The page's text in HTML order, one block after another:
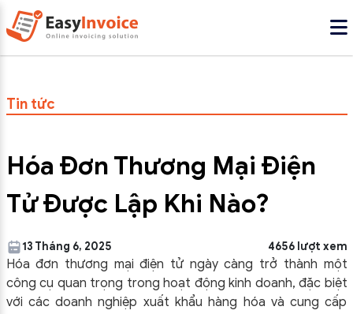
Tin tức
Hóa Đơn Thương Mại Điện
Tử Được Lập Khi Nào?
13 Tháng 6, 2025 4656 lượt xem
Hóa đơn thương mại điện tử ngày càng trở thành một
công cụ quan trọng trong hoạt động kinh doanh, đặc biệt
với các doanh nghiệp xuất khẩu hàng hóa và cung cấp